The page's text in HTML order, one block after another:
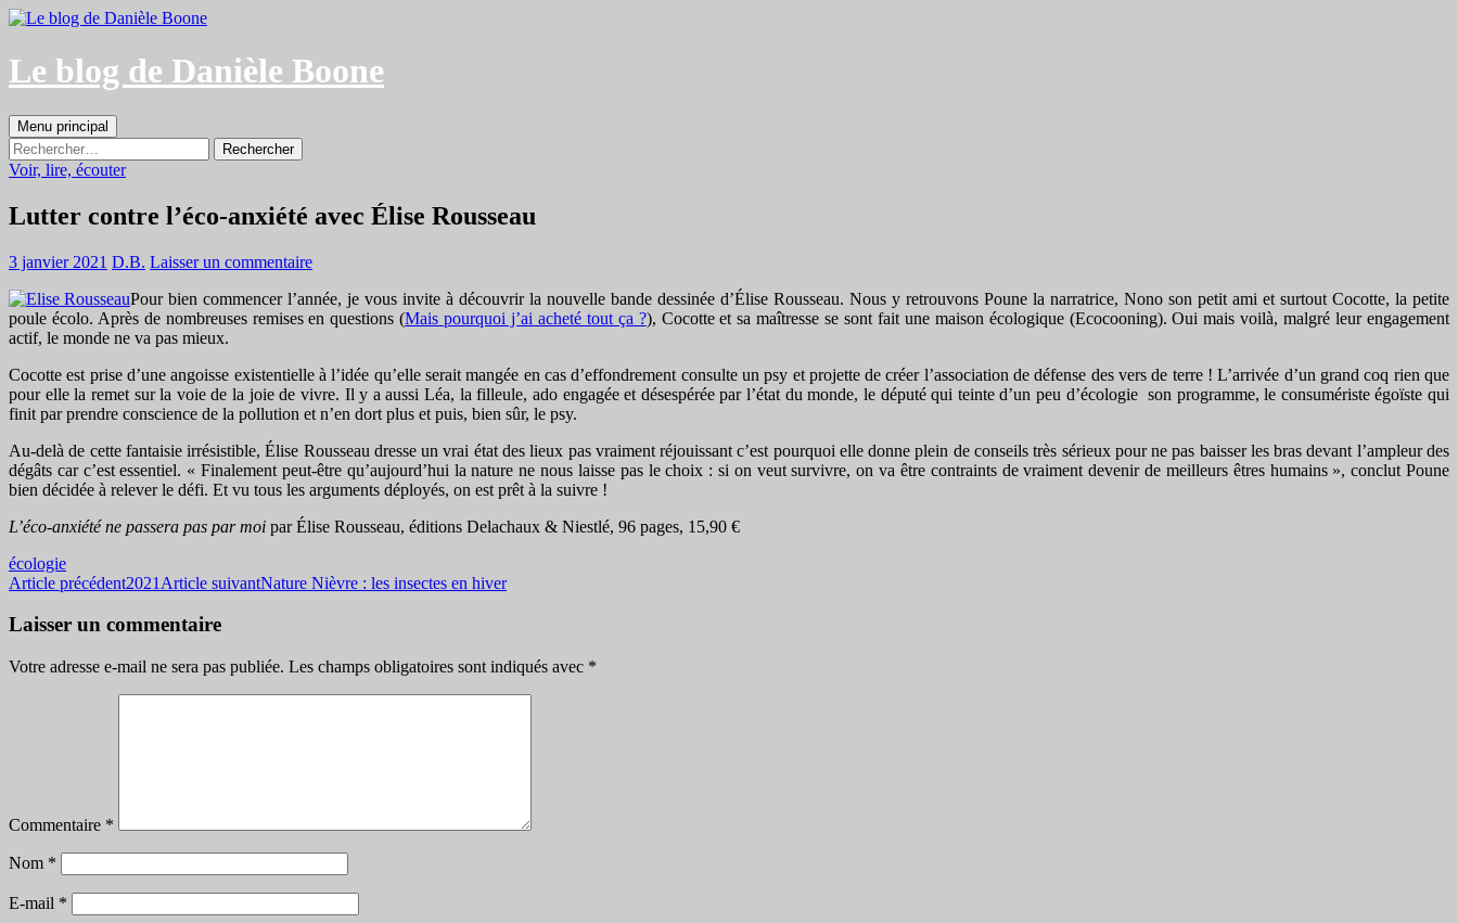
Aller
contenu
Le blog de Danièle Boone
Recherche
Menu principal
Rechercher :
Voir, lire, écouter
Lutter contre l’éco-anxiété avec Élise Rousseau
3 janvier 2021 D.B. Laisser un commentaire
Pour bien commencer l’année, je vous invite à découvrir la nouvelle bande dessinée d’Élise Rousseau. Nous y retrouvons Poune la narratrice, Nono son petit ami et surtout Cocotte, la petite
poule écolo. Après de nombreuses remises en questions (Mais pourquoi j’ai acheté tout ça ?), Cocotte et sa maîtresse se sont fait une maison écologique (Ecocooning). Oui mais voilà, malgré leur engagement
actif, le monde ne va pas mieux.
Cocotte est prise d’une angoisse existentielle à l’idée qu’elle serait mangée en cas d’effondrement consulte un psy et projette de créer l’association de défense des vers de terre ! L’arrivée d’un grand coq rien que
pour elle la remet sur la voie de la joie de vivre. Il y a aussi Léa, la filleule, ado engagée et désespérée par l’état du monde, le député qui teinte d’un peu d’écologie son programme, le consumériste égoïste qui
finit par prendre conscience de la pollution et n’en dort plus et puis, bien sûr, le psy.
Au-delà de cette fantaisie irrésistible, Élise Rousseau dresse un vrai état des lieux pas vraiment réjouissant c’est pourquoi elle donne plein de conseils très sérieux pour ne pas baisser les bras devant l’ampleur des
dégâts car c’est essentiel. « Finalement peut-être qu’aujourd’hui la nature ne nous laisse pas le choix : si on veut survivre, on va être contraints de vraiment devenir de meilleurs êtres humains », conclut Poune
bien décidée à relever le défi. Et vu tous les arguments déployés, on est prêt à la suivre !
L’éco-anxiété ne passera pas par moi par Élise Rousseau, éditions Delachaux & Niestlé, 96 pages, 15,90 €
écologie
Navigation
des
Article précédent2021 Article suivantNature Nièvre : les insectes en hiver
Laisser un commentaire
Votre adresse e-mail ne sera pas publiée. Les champs obligatoires sont indiqués avec *
Commentaire *
Nom *
E-mail *